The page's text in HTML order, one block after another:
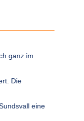
ganz im
Die
eine